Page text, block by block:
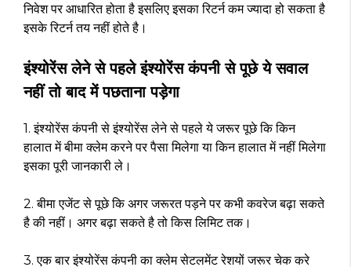
निवेश पर आधारित होता है इसलिए इसका रिटर्न कम ज्यादा हो सकता है
इसके रिटर्न तय नहीं होते है।
इंश्योरेंस लेने से पहले इंश्योरेंस कंपनी से पूछे ये सवाल
नहीं तो बाद में पछताना पड़ेगा
1. इंश्योरेंस कंपनी से इंश्योरेंस लेने से पहले ये जरूर पूछे कि किन
हालात में बीमा क्लेम करने पर पैसा मिलेगा या किन हालात में नहीं मिलेगा
इसका पूरी जानकारी ले।
2. बीमा एजेंट से पूछे कि अगर जरूरत पड़ने पर कभी कवरेज बढ़ा सकते
है की नहीं। अगर बढ़ा सकते है तो किस लिमिट तक।
3. एक बार इंश्योरेंस कंपनी का क्लेम सेटलमेंट रेशयों जरूर चेक करे